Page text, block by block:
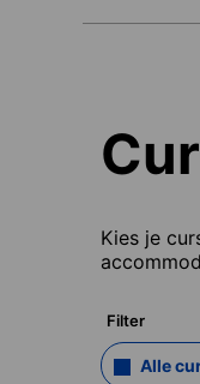
Kies je
Filter
Alle